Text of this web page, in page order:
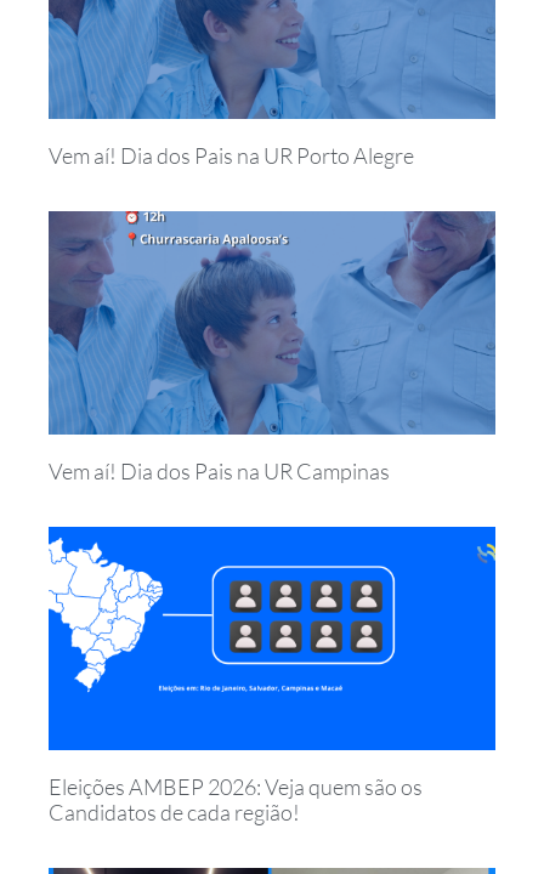
Vem aí! Dia dos Pais na UR Porto Alegre
Vem aí! Dia dos Pais na UR Campinas
Eleições AMBEP 2026: Veja quem são os
Candidatos de cada região!